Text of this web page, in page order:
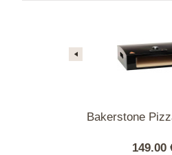
Bakerstone
149.00